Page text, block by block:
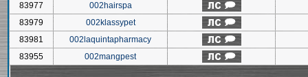
83977
002hairspa
83979
002klassypet
83981
002laquintapharmacy
83955
002mangpest